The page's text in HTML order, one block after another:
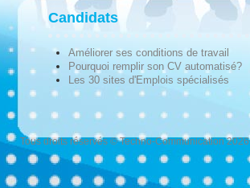
Candidats
Améliorer ses conditions de travail
Pourquoi remplir son CV automatisé?
Les 30 sites d'Emplois spécialisés
Tous droits réservés © Techno-Communication 2026